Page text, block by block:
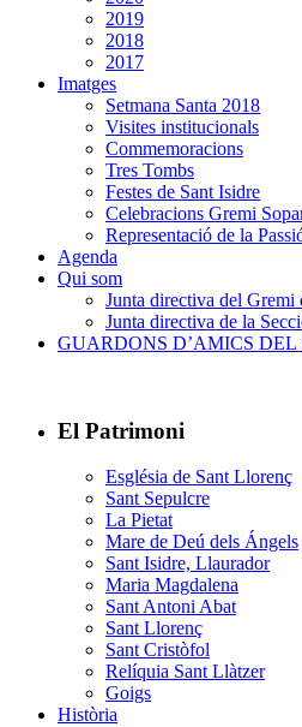
2019
2018
2017
Imatges
Setmana Santa 2018
Visites institucionals
Commemoracions
Tres Tombs
Festes de Sant Isidre
Celebracions Gremi
Representació de la
Agenda
Qui som
Junta directiva del Gremi
Junta directiva de la
GUARDONS D’AMICS DEL
El Patrimoni
Església de Sant Llorenç
Sant Sepulcre
La Pietat
Mare de Deú dels Ángels
Sant Isidre, Llaurador
Maria Magdalena
Sant Antoni Abat
Sant Llorenç
Sant Cristòfol
Relíquia Sant Llàtzer
Goigs
Història